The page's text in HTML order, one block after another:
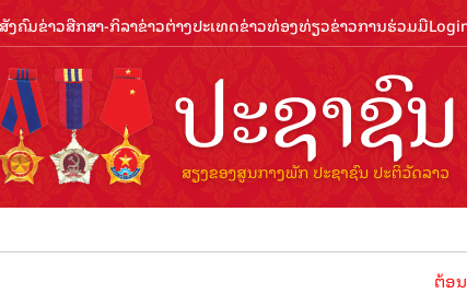
ງຄົມຂ່າວສືກສາ-ກິລາຂ່າວຕ່າງປະເທດຂ່າວທ່ອງທ່ຽວຂ່າວການຮ່ວມມື
ຕ້ອນຮັບປີທ່ອ